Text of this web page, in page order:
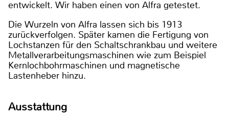
entwickelt. Wir haben einen von Alfra getestet.
Die Wurzeln von Alfra lassen sich bis 1913
zurückverfolgen. Später kamen die Fertigung von
Lochstanzen für den Schaltschrankbau und weitere
Metallverarbeitungsmaschinen wie zum Beispiel
Kernlochbohrmaschinen und magnetische
Lastenheber hinzu.
Ausstattung